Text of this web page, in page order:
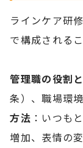
ラインケア研
で構成される
管理職の役割
条）、職場環
方法 ：いつも
増加、表情の